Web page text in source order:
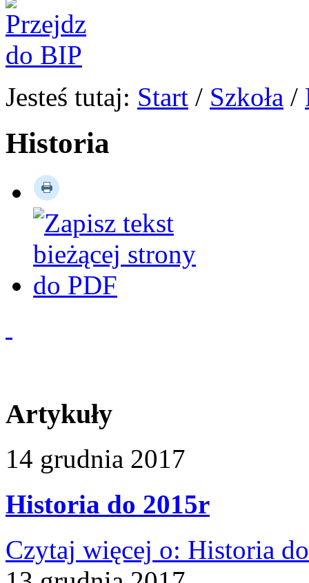
Jesteś tutaj: Start / Szkoła /
Historia
Artykuły
14 grudnia 2017
Historia do 2015r
Czytaj więcej o: Historia